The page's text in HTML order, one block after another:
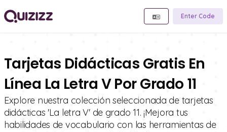
Enter Code
Tarjetas Didácticas Gratis En
Línea La Letra V Por Grado 11
Explore nuestra colección seleccionada de tarjetas
didácticas 'La letra V' de grado 11. ¡Mejora tus
habilidades de vocabulario con las herramientas de